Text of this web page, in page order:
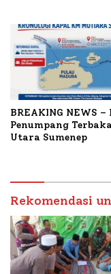
BREAKING NEWS –
Penumpang
Utara Sumenep
Rekomendasi